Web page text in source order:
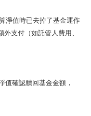
淨值時已去掉了基金運作
支付（如託管人費用、
值確認贖回基金金額，